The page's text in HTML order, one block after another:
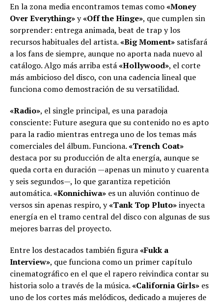
En la zona media encontramos temas como«Money
Over Everything»y«Off the Hinge», que cumplen sin
sorprender: entrega animada, beat de trap y los
recursos habituales del artista.«Big Moment» satisfará
a los fans de siempre, aunque no aporta nada nuevo al
catálogo. Algo más arriba está«Hollywood», el corte
más ambicioso del disco, con una cadencia lineal que
funciona como demostración de su versatilidad.
«Radio», el single principal, es una paradoja
consciente: Future asegura que su contenido no es apto
para la radio mientras entrega uno de los temas más
comerciales del álbum. Funciona.«Trench Coat»
destaca por su producción de alta energía, aunque se
queda corta en duración —apenas un minuto y cuarenta
y seis segundos—, lo que garantiza repetición
automática.«Konnichiwa» es un aluvión continuo de
versos sin apenas respiro, y«Tank Top Pluto»inyecta
energía en el tramo central del disco con algunas de sus
mejores barras del proyecto.
Entre los destacados también figura«Fukk a
Interview», que funciona como un primer capítulo
cinematográfico en el que el rapero reivindica contar su
historia solo a través de la música.«California Girls» es
uno de los cortes más melódicos, dedicado a mujeres de